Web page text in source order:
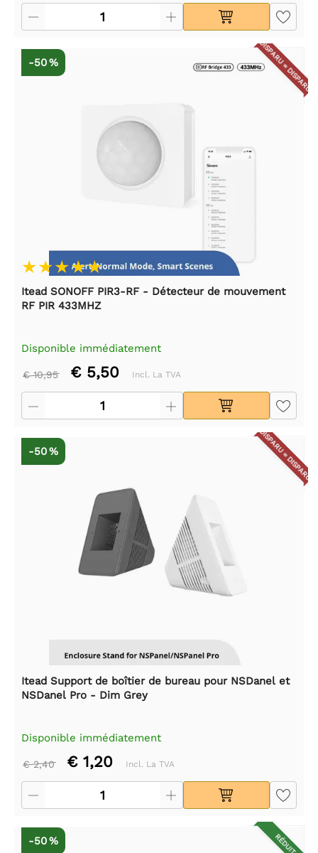
DISPARU = DISPARU
-50 %
Itead SONOFF PIR3-RF - Détecteur de mouvement
RF PIR 433MHZ
Disponible immédiatement
€ 10,95 € 5,50 Incl. La TVA
DISPARU = DISPARU
-50 %
Itead Support de boîtier de bureau pour NSDanel et
NSDanel Pro - Dim Grey
Disponible immédiatement
€ 2,40 € 1,20 Incl. La TVA
RÉDUIT
-50 %